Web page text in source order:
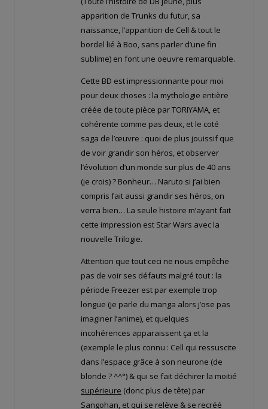
apparition de Trunks du futur, sa
naissance, l’apparition de Cell & tout le
bordel lié à Boo, sans parler d’une fin
sublime) en font une oeuvre remarquable.
Cette BD est impressionnante pour moi
pour deux choses : la mythologie entière
créée de toute pièce par TORIYAMA, et
cohérente comme pas deux, et le coté
saga de l’œuvre : quoi de plus jouissif que
de voir grandir son héros, et observer
l’évolution d’un monde sur plus de 40 ans
(je crois) ? Bonheur… Naruto si j’ai bien
compris fait aussi grandir ses héros, on
verra bien… La seule histoire m’ayant fait
cette impression est Star Wars avec la
nouvelle Trilogie.
Attention que tout ceci ne nous empêche
pas de voir ses défauts malgré tout : la
période Freezer est par exemple trop
longue (je parle du manga alors j’ose pas
imaginer l’anime), et quelques
incohérences apparaissent ça et la
(exemple le plus connu : Cell qui ressuscite
dans l’espace grâce à son neurone (de
blonde ? ^^°) & qui se fait déchirer la moitié
supérieure (donc plus de tête) par
Sangohan, et qui se relève & se recréé